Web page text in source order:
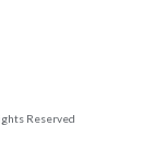
Reserved